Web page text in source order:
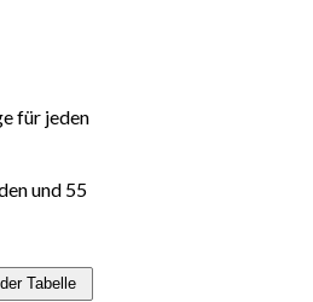
für jeden
und 55
der Tabelle